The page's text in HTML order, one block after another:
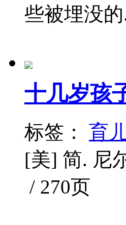
些被埋没的
十几岁孩
标签： 育
[美] 简. 尼
/ 270页